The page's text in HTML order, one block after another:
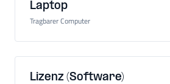
Laptop
Tragbarer Computer
Lizenz (Software)